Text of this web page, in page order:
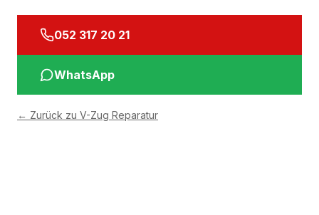
052 317 20 21
WhatsApp
← Zurück zu V-Zug Reparatur